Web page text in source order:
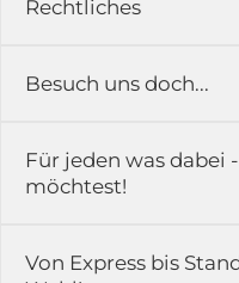
Rechtliches
Impressum
Rückgabe &
Erfahrungsberichte &
Kontakt
Karriere
Besuch uns doch...
in der Ausstellung...
51789 Lindlar
Für jeden was dabei
möchtest!
Von Express bis